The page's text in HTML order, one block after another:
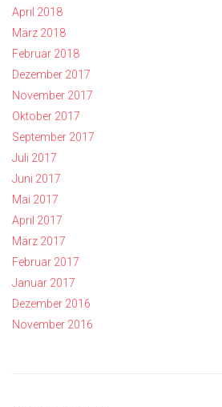
April 2018
März 2018
Februar 2018
Dezember 2017
November 2017
Oktober 2017
September 2017
Juli 2017
Juni 2017
Mai 2017
April 2017
März 2017
Februar 2017
Januar 2017
Dezember 2016
November 2016